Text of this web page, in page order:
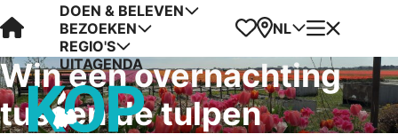
Visit Kop van Holland
DOEN & BELEVEN
BEZOEKEN
REGIO'S
UITAGENDA
Favorieten
Kaart
NL Menu
Win een overnachting
tussen de tulpen